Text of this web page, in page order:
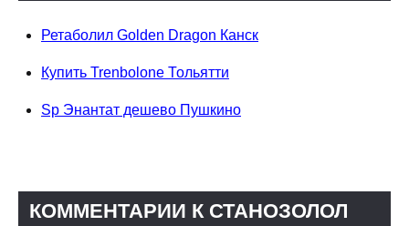
Ретаболил Golden Dragon Канск
Купить Trenbolone Тольятти
Sp Энантат дешево Пушкино
КОММЕНТАРИИ К СТАНОЗОЛОЛ